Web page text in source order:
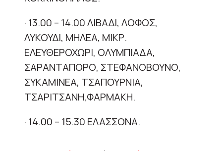
· 13.00 – 14.00 ΛΙΒΑΔΙ, ΛΟΦΟΣ,
ΛΥΚΟΥΔΙ, ΜΗΛΕΑ, ΜΙΚΡ.
ΕΛΕΥΘΕΡΟΧΩΡΙ, ΟΛΥΜΠΙΑΔΑ,
ΣΑΡΑΝΤΑΠΟΡΟ, ΣΤΕΦΑΝΟΒΟΥΝΟ,
ΣΥΚΑΜΙΝΕΑ, ΤΣΑΠΟΥΡΝΙΑ,
ΤΣΑΡΙΤΣΑΝΗ,ΦΑΡΜΑΚΗ.
· 14.00 – 15.30 ΕΛΑΣΣΟΝΑ.